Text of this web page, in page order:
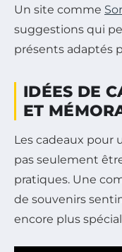
Un site comme
suggestions qui
présents adaptés
IDÉES DE
ET
Les cadeaux pour
pas seulement
pratiques. Une
de souvenirs
encore plus